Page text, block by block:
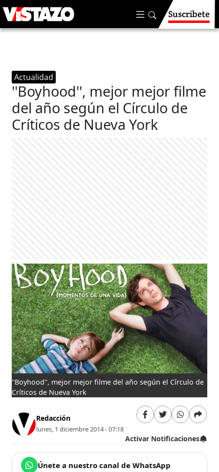
Suscríbete
Actualidad
''Boyhood'', mejor mejor filme
del año según el Círculo de
Críticos de Nueva York
''Boyhood'', mejor mejor filme del año según el Círculo de
Críticos de Nueva York
Redacción
lunes, 1 diciembre 2014 - 07:18
Activar Notificaciones
Únete a nuestro canal de WhatsApp